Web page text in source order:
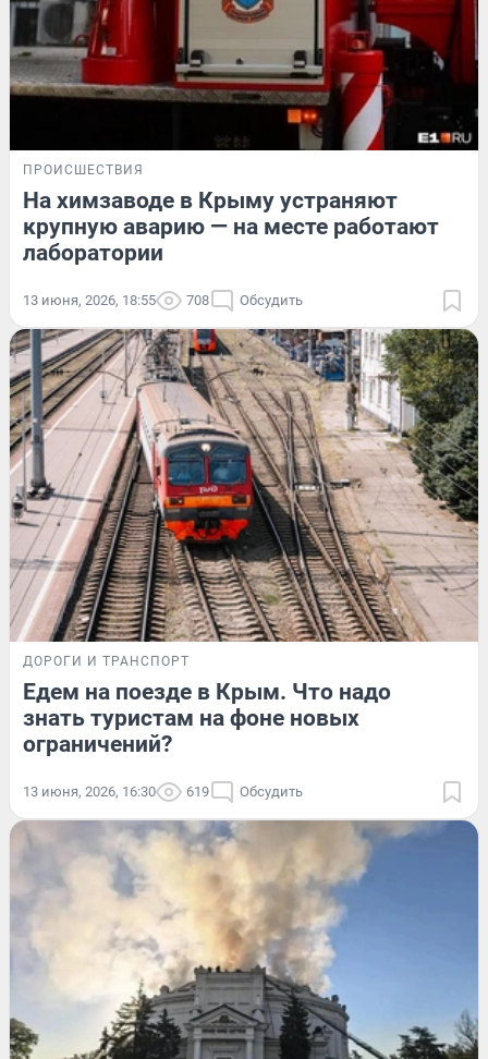
ПРОИСШЕСТВИЯ
На химзаводе в Крыму устраняют
крупную аварию — на месте работают
лаборатории
13 июня, 2026, 18:55 708 Обсудить
ДОРОГИ И ТРАНСПОРТ
Едем на поезде в Крым. Что надо
знать туристам на фоне новых
ограничений?
13 июня, 2026, 16:30 619 Обсудить